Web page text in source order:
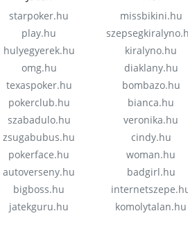
starpoker.hu
play.hu
hulyegyerek.hu
omg.hu
texaspoker.hu
pokerclub.hu
szabadulo.hu
zsugabubus.hu
pokerface.hu
autoverseny.hu
bigboss.hu
jatekguru.hu
missbikini.hu
kiralyno.hu
diaklany.hu
bombazo.hu
bianca.hu
veronika.hu
cindy.hu
woman.hu
badgirl.hu
komolytalan.hu